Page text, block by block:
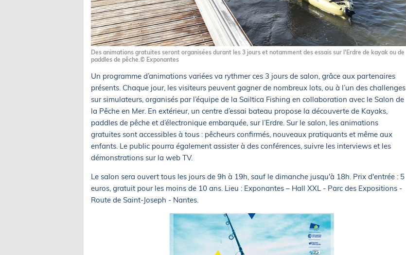
Des animations gratuites seront organisées durant les 3 jours et notamment des essais sur l'Erdre de kayak ou de
paddles de pêche.© Exponantes
Un programme d’animations variées va rythmer ces 3 jours de salon, grâce aux partenaires
présents. Chaque jour, les visiteurs peuvent gagner de nombreux lots, ou à l’un des challenges
sur simulateurs, organisés par l’équipe de la Sailtica Fishing en collaboration avec le Salon de
la Pêche en Mer. En extérieur, un centre d’essai bateau propose la découverte de Kayaks,
paddles de pêche et d’électronique embarquée, sur l’Erdre. Sur le salon, les animations
gratuites sont accessibles à tous : pêcheurs confirmés, nouveaux pratiquants et même aux
enfants. Le public pourra également assister à des conférences, suivre les interviews et les
démonstrations sur la web TV.
Le salon sera ouvert tous les jours de 9h à 19h, sauf le dimanche jusqu'à 18h. Prix d'entrée : 5
euros, gratuit pour les moins de 10 ans. Lieu : Exponantes – Hall XXL - Parc des Expositions -
Route de Saint-Joseph - Nantes.